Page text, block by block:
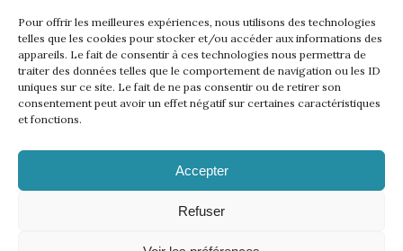
Pour offrir les meilleures expériences, nous utilisons des technologies
telles que les cookies pour stocker et/ou accéder aux informations des
appareils. Le fait de consentir à ces technologies nous permettra de
traiter des données telles que le comportement de navigation ou les ID
uniques sur ce site. Le fait de ne pas consentir ou de retirer son
consentement peut avoir un effet négatif sur certaines caractéristiques
et fonctions.
Accepter
Refuser
UNE SEMAINE… TOUS LES GOLFS WININONE !
Lire l'article